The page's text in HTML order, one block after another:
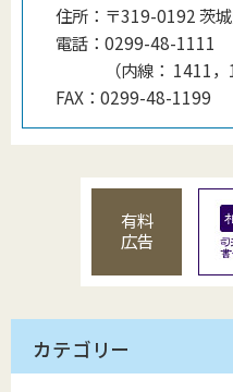
住所： 〒319-0192 茨
電話： 0299-48-1111
（内線 ： 1411
FAX： 0299-48-1199
有料
広告
カテゴリー